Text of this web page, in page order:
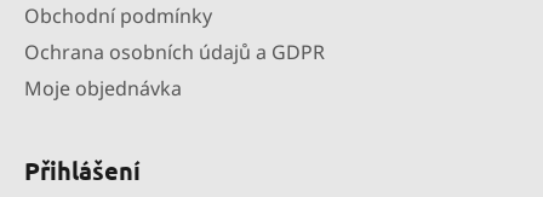
Obchodní podmínky
Ochrana osobních údajů a GDPR
Moje objednávka
Přihlášení